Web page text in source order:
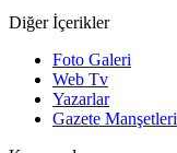
Diğer İçerikler
Foto Galeri
Web Tv
Yazarlar
Gazete Manşetleri